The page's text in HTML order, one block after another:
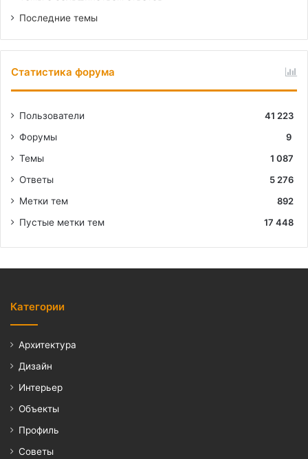
Последние темы
Статистика форума
Пользователи
41 223
Форумы
9
Темы
1 087
Ответы
5 276
Метки тем
892
Пустые метки тем
17 448
Категории
Архитектура
Дизайн
Интерьер
Объекты
Профиль
Советы